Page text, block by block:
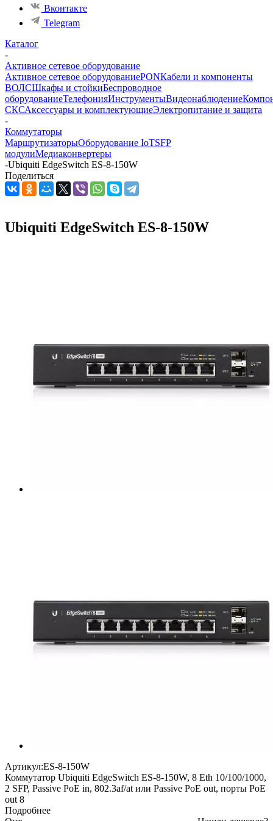
Вконтакте
Telegram
Каталог
-
Активное сетевое оборудование
Активное сетевое оборудованиеPONКабели и компоненты
ВОЛСШкафы и стойкиБеспроводное
оборудованиеТелефонияИнструментыВидеонаблюдение
СКСАксессуары и комплектующиеЭлектропитание и защита
-
Коммутаторы
МаршрутизаторыОборудование IoTSFP
модулиМедиаконвертеры
-Ubiquiti EdgeSwitch ES-8-150W
Поделиться
Ubiquiti EdgeSwitch ES-8-150W
Артикул:ES-8-150W
Коммутатор Ubiquiti EdgeSwitch ES-8-150W, 8 Eth 10/100/1000,
2 SFP, Passive PoE in, 802.3af/at или Passive PoE out, порты PoE
out 8
Подробнее